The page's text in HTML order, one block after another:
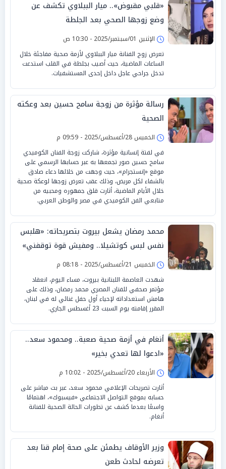
«قلبي مقبوض».. ميار الببلاوي تكشف عن
وضع زوجها الصحي بعد الجلطة
الإثنين 01/سبتمبر/2025 - 10:30 ص
تعرض زوج الفنانة ميار الببلاوي لأزمة صحية مفاجئة خلال
الساعات الماضية، حيث أصيب بجلطة في القلب استدعت
تدخل جراحي عاجل داخل إحدى المستشفيات.
رسالة مؤثرة من زوجة سامح حسين بعد وعكته
الصحية
الخميس 28/أغسطس/2025 - 09:59 م
في لفتة إنسانية مؤثرة، شاركت زوجة الفنان الكوميدي
سامح حسين صور تجمعها به عبر حسابها الرسمي على
موقع «إنستجرام»، حيث وجهت من خلالها دعاء صادق
بالشفاء لكل مريض، وذلك عقب تعرض زوجها لوعكة صحية
خلال الأيام الماضية، أثارت قلق جمهوره ومحبيه من
متابعي الفن الكوميدي في مصر والوطن العربي.
محمد رمضان يشعل بيروت بتصريحاته: «هلبس
نفس لبس كوتشيلا.. ومفيش قوة توقفني»
الخميس 21/أغسطس/2025 - 08:18 م
شهدت العاصمة اللبنانية بيروت، مساء اليوم، انعقاد
مؤتمر صحفي للفنان المصري محمد رمضان، وذلك على
هامش استعداداته لإحياء أول حفل غنائي له في لبنان،
المقرر إقامته يوم السبت 23 أغسطس الجاري.
أنغام في أزمة صحية صعبة.. ومحمود سعد..
«ادعوا لها تعدي بخير»
الأربعاء 20/أغسطس/2025 - 10:02 م
أثارت تصريحات الإعلامي محمود سعد، عبر بث مباشر على
حسابه بموقع التواصل الاجتماعي «فيسبوك»، اهتمامًا
واسعًا بعدما كشف عن تطورات الحالة الصحية للفنانة
أنغام.
وزير الأوقاف يطمئن على صحة إمام قنا بعد
تعرضه لحادث طعن